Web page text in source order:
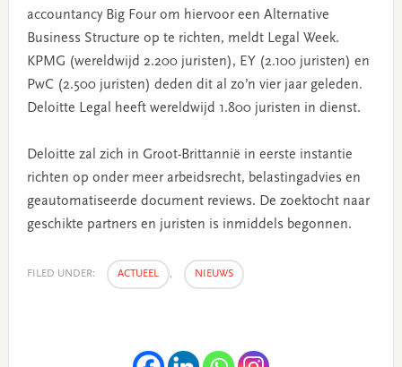
accountancy Big Four om hiervoor een Alternative
Business Structure op te richten, meldt Legal Week.
KPMG (wereldwijd 2.200 juristen), EY (2.100 juristen) en
PwC (2.500 juristen) deden dit al zo’n vier jaar geleden.
Deloitte Legal heeft wereldwijd 1.800 juristen in dienst.
Deloitte zal zich in Groot-Brittannië in eerste instantie
richten op onder meer arbeidsrecht, belastingadvies en
geautomatiseerde document reviews. De zoektocht naar
geschikte partners en juristen is inmiddels begonnen.
FILED UNDER: ACTUEEL , NIEUWS